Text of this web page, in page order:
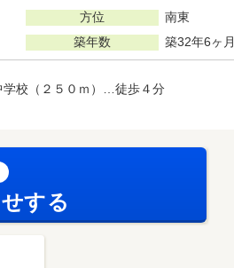
方位
南東
築年数 築32年6ヶ月
校（２５０ｍ）…徒歩４分
する